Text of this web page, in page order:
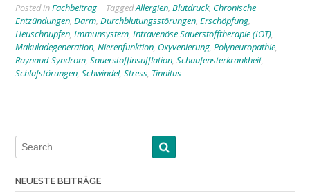
Posted inFachbeitrag TaggedAllergien, Blutdruck, Chronische
Entzündungen, Darm, Durchblutungsstörungen, Erschöpfung,
Heuschnupfen, Immunsystem, Intravenöse Sauerstofftherapie (IOT),
Makuladegeneration, Nierenfunktion, Oxyvenierung, Polyneuropathie,
Raynaud-Syndrom, Sauerstoffinsufflation, Schaufensterkrankheit,
Schlafstörungen, Schwindel, Stress, Tinnitus
NEUESTE BEITRÄGE